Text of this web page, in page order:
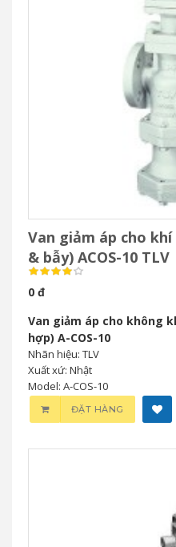
Van giảm áp cho
& bẫy) ACOS-10 TLV
0 đ
Van giảm áp cho không
hợp) A-COS-10
Nhãn hiệu: TLV
Xuất xứ: Nhật
Model: A-COS-10
ĐẶT HÀNG